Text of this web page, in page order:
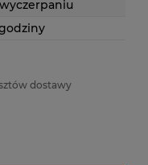
dostawy